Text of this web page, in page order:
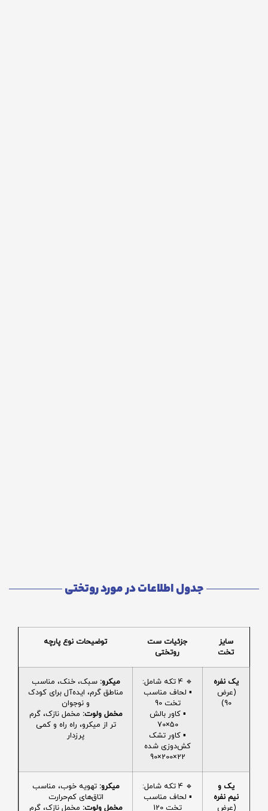
جدول اطلاعات در مورد روتختی
سایز
تخت
جزئیات ست
روتختی
توضیحات نوع پارچه
یک نفره
(عرض
90)
🔹 4 تکه شامل:
▪️ لحاف مناسب
تخت 90
▪️ کاور بالش
50×70
▪️ کاور تشک
کش‌دوزی شده
22×200×90
میکرو: سبک، خنک، مناسب
مناطق گرم، ایده‌آل برای کودک
و نوجوان
مخمل ولوت: مخمل نازک، گرم
تر از میکرو، راه راه و کمی
پرزدار
یک و
نیم نفره
(عرض
🔹 4 تکه شامل:
▪️ لحاف مناسب
تخت 120
میکرو: تهویه خوب، مناسب
اتاق‌های کم‌حرارت
مخمل ولوت: مخمل نازک، گرم